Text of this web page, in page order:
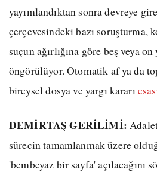
yayımlandıktan sonra devreye
çerçevesindeki bazı soruşturma,
suçun ağırlığına göre beş veya
öngörülüyor. Otomatik af ya da
bireysel dosya ve yargı kararı
DEMİRTAŞ GERİLİMİ:
sürecin tamamlanmak üzere
'bembeyaz bir sayfa' açılacağını